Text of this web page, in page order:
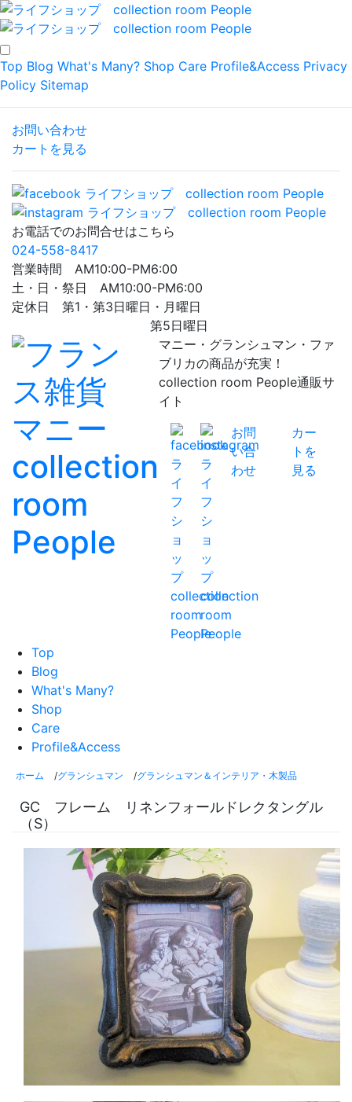
Top Blog What's Many? Shop Care Profile&Access Privacy
Policy Sitemap
お問い合わせ
カートを見る
お電話でのお問合せはこちら
024-558-8417
営業時間 AM10:00-PM6:00
土・日・祭日 AM10:00-PM6:00
定休日 第1・第3日曜日・月曜日
第5日曜日
マニー・グランシュマン・ファ
ブリカの商品が充実！
collection room People通販サ
イト
お問
い合
わせ
カー
トを
見る
Top
Blog
What's Many?
Shop
Care
Profile&Access
ホーム /グランシュマン /グランシュマン＆インテリア・木製品
GC フレーム リネンフォールドレクタングル
（S）